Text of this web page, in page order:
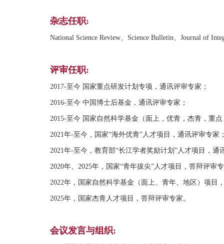
杂志任职:
National Science Review、Science Bulletin、Journal of
评审任职:
2017-至今 国家重点研发计划专项，通讯评审专家；
2016-至今 中国博士后基金，通讯评审专家；
2015-至今 国家自然科学基金（面上，优青，杰青，重
2021年-至今，国家“海外优青”人才项目，通讯评审专家
2021年-至今，教育部“长江学者奖励计划”人才项目，通
2020年、2025年，国家“青年拔尖”人才项目，答辩评审
2022年，国家自然科学基金（面上、青年、地区）项目
2025年，国家杰青人才项目，答辩评审专家。
会议发言与组织: